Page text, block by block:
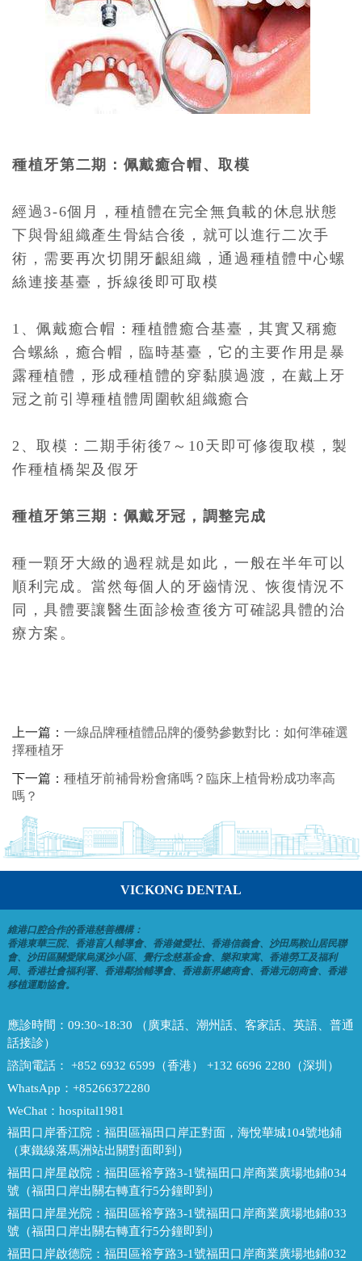
種植牙第二期：佩戴癒合帽、取模
經過3-6個月，種植體在完全無負載的休息狀態
下與骨組織產生骨結合後，就可以進行二次手
術，需要再次切開牙齦組織，通過種植體中心螺
絲連接基臺，拆線後即可取模
1、佩戴癒合帽：種植體癒合基臺，其實又稱癒
合螺絲，癒合帽，臨時基臺，它的主要作用是暴
露種植體，形成種植體的穿黏膜過渡，在戴上牙
冠之前引導種植體周圍軟組織癒合
2、取模：二期手術後7～10天即可修復取模，製
作種植橋架及假牙
種植牙第三期：佩戴牙冠，調整完成
種一顆牙大緻的過程就是如此，一般在半年可以
順利完成。當然每個人的牙齒情況、恢復情況不
同，具體要讓醫生面診檢查後方可確認具體的治
療方案。
上一篇： 一線品牌種植體品牌的優勢參數對比：如何準確選
擇種植牙
下一篇： 種植牙前補骨粉會痛嗎？臨床上植骨粉成功率高
嗎？
VICKONG DENTAL
維港口腔合作的香港慈善機構：
香港東華三院、香港盲人輔導會、香港健愛社、香港信義會、沙田馬鞍山居民聯
會、沙田區關愛隊烏溪沙小區、覺行念慈基金會、樂和東寓、香港勞工及福利
局、香港社會福利署、香港鄰捨輔導會、香港新界總商會、香港元朗商會、香港
移植運動協會。
應診時間： 09:30~18:30 （廣東話、潮州話、客家話、英語、普通
話接診）
諮詢電話： +852 6932 6599（香港） +132 6696 2280（深圳）
WhatsApp： +85266372280
WeChat： hospital1981
福田口岸香江院： 福田區福田口岸正對面，海悅華城104號地鋪
（東鐵線落馬洲站出關對面即到）
福田口岸星啟院： 福田區裕亨路3-1號福田口岸商業廣場地鋪034
號（福田口岸出關右轉直行5分鐘即到）
福田口岸星光院： 福田區裕亨路3-1號福田口岸商業廣場地鋪033
號（福田口岸出關右轉直行5分鐘即到）
福田口岸啟德院： 福田區裕亨路3-1號福田口岸商業廣場地鋪032